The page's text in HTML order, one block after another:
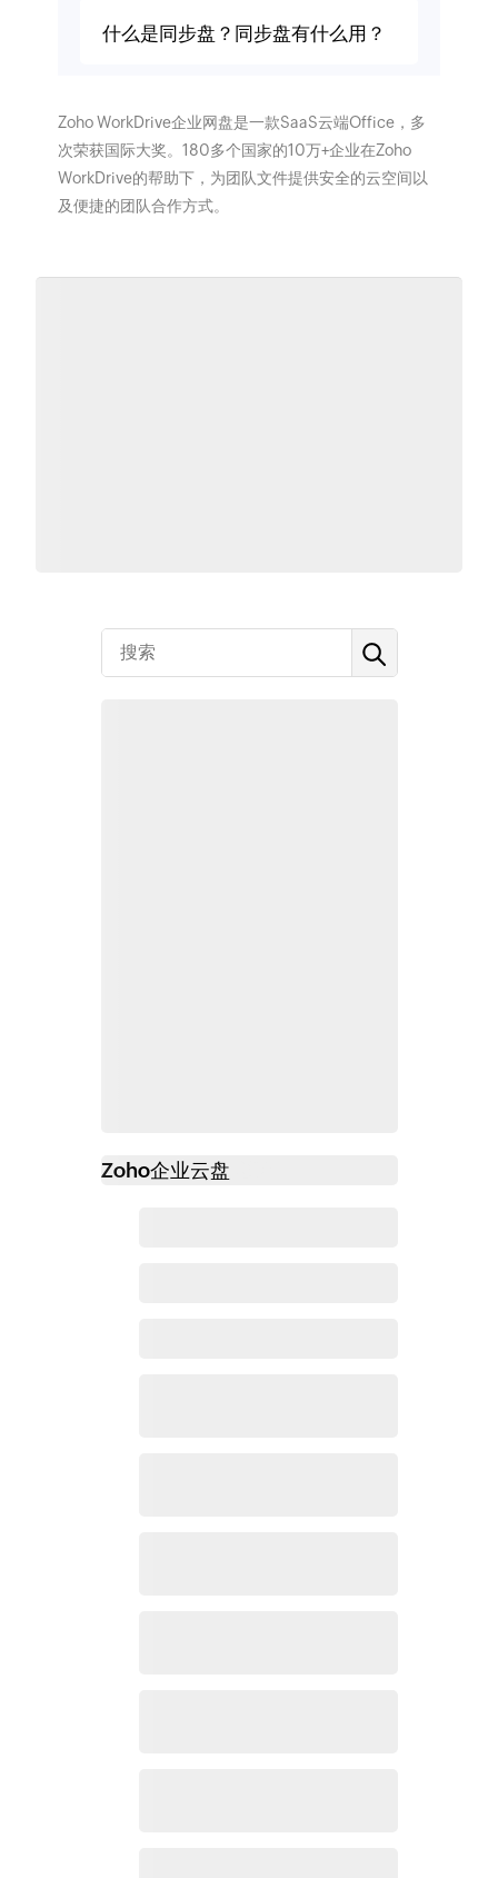
什么是同步盘？同步盘有什么用？
Zoho WorkDrive企业网盘是一款SaaS云端Office，多
次荣获国际大奖。180多个国家的10万+企业在Zoho
WorkDrive的帮助下，为团队文件提供安全的云空间以
及便捷的团队合作方式。
Zoho企业云盘